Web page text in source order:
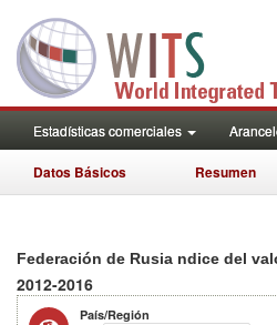
Estadísticas comerciales
Datos Básicos Resumen
Federación de Rusia ndice del
2012-2016
País/Región